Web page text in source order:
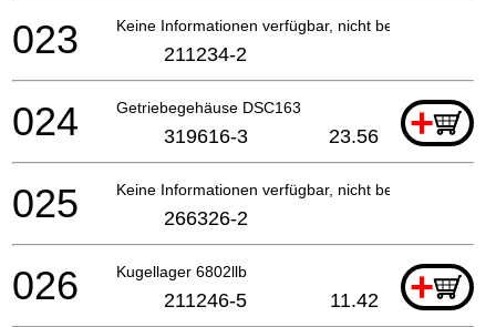
Keine Informationen verfügbar, nicht bestellbar
023 211234-2
Getriebegehäuse DSC163 +
024 319616-3 23.56
Keine Informationen verfügbar, nicht bestellbar
025 266326-2
Kugellager 6802llb +
026 211246-5 11.42